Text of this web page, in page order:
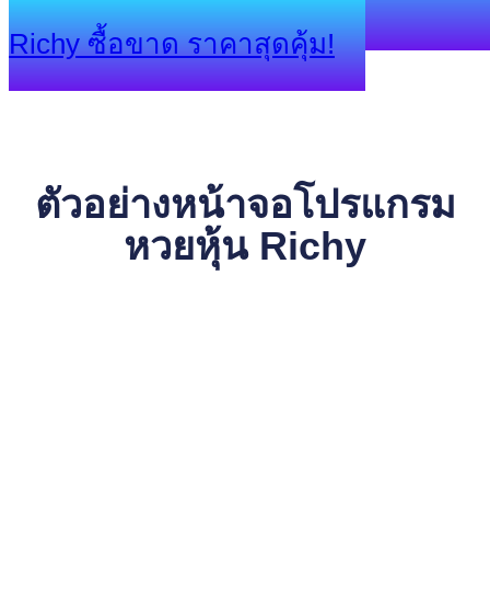
Richy ซื้อขาด ราคาสุดคุ้ม!
ตัวอย่างหน้าจอโปรแกรม
หวยหุ้น Richy